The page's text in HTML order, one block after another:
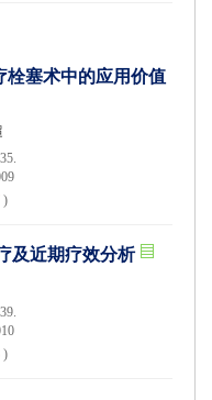
塞术中的应用价值
)
及近期疗效分析
)